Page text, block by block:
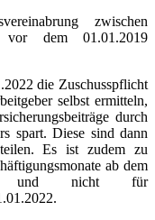
zwischen
vor dem 01.01.2019
die Zuschusspflicht
selbst ermitteln,
durch
spart. Diese sind dann
Es ist zudem zu
ab dem
und nicht für